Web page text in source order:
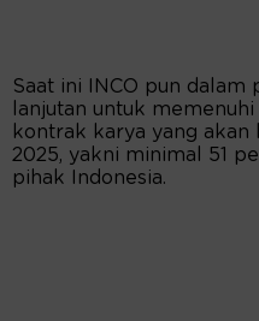
Saat ini INCO pun dalam
lanjutan untuk
kontrak karya yang
2025, yakni minimal 51
pihak Indonesia.